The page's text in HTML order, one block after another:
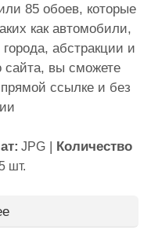
85 обоев, которые
как автомобили,
абстракции и
сайта, вы сможете
ссылке и без
JPG | Количество
шт.